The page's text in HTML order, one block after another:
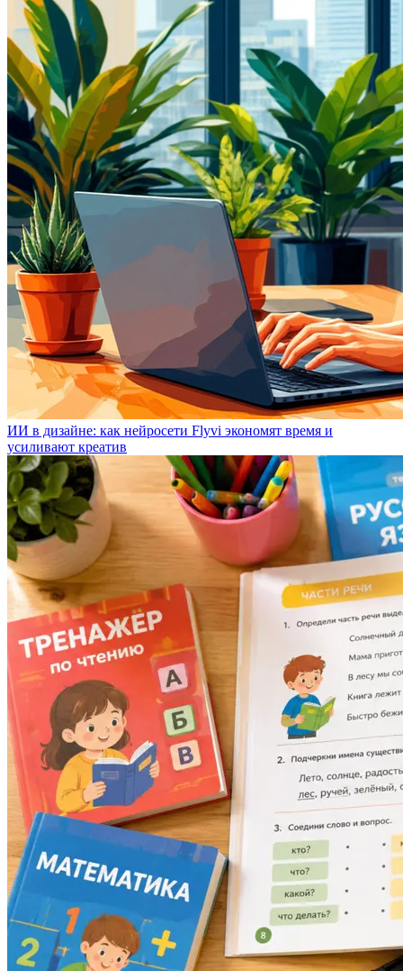
ИИ в дизайне: как нейросети Flyvi экономят время и
усиливают креатив